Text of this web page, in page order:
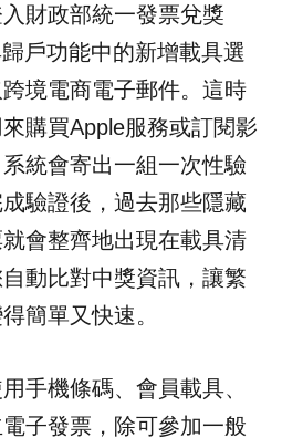
財政部統一發票兌獎
戶功能中的新增載具選
境電商電子郵件。這時
購買Apple服務或訂閱影
統會寄出一組一次性驗
驗證後，過去那些隱藏
會整齊地出現在載具清
動比對中獎資訊，讓繁
簡單又快速。
手機條碼、會員載具、
子發票，除可參加一般